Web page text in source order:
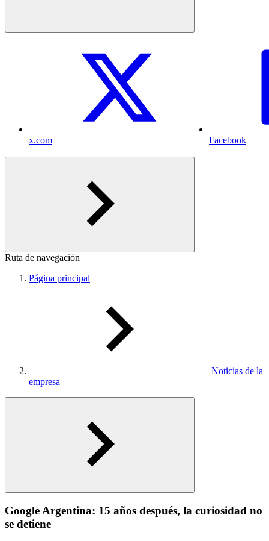
x.com Facebook
Ruta de navegación
Página principal
Noticias de la
empresa
Google Argentina: 15 años después, la curiosidad no
se detiene